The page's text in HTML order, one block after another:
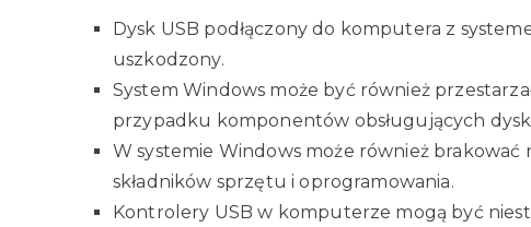
Dysk USB podłączony do komputera z
uszkodzony.
System Windows może być również
przypadku komponentów obsługujących
W systemie Windows może również
składników sprzętu i oprogramowania.
Kontrolery USB w komputerze mogą być